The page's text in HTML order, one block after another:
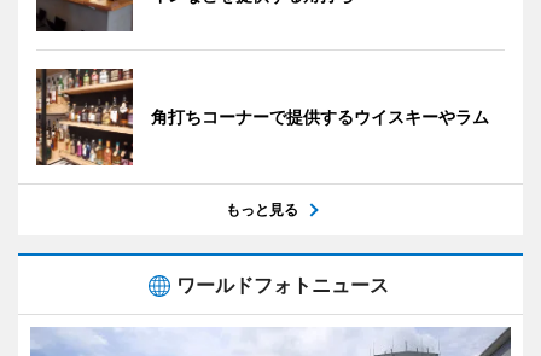
角打ちコーナーで提供するウイスキーやラム
もっと見る
ワールドフォトニュース